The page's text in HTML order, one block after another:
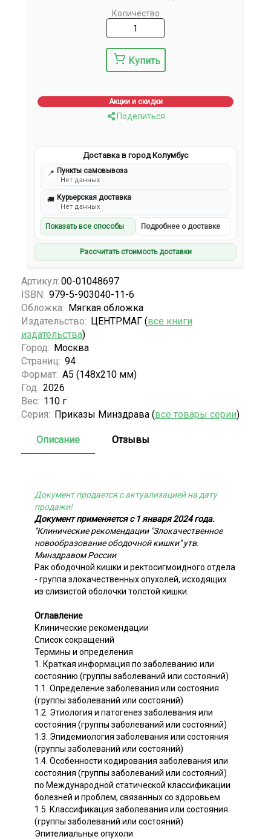
Количество
Купить
Акции и скидки
Поделиться
Доставка в город Колумбус
📍 Пункты самовывоза
Нет данных
🚚 Курьерская доставка
Нет данных
Показать все способы Подробнее о доставке
Рассчитать стоимость доставки
Артикул: 00-01048697
ISBN: 979-5-903040-11-6
Обложка: Мягкая обложка
Издательство: ЦЕНТРМАГ (все книги
издательства)
Город: Москва
Страниц: 94
Формат: А5 (148x210 мм)
Год: 2026
Вес: 110 г
Серия: Приказы Минздрава (все товары серии)
Описание Отзывы
Документ продается с актуализацией на дату
продажи!
Документ применяется с 1 января 2024 года.
"Клинические рекомендации "Злокачественное
новообразование ободочной кишки" утв.
Минздравом России
Рак ободочной кишки и ректосигмоидного отдела
- группа злокачественных опухолей, исходящих
из слизистой оболочки толстой кишки.
Оглавление
Клинические рекомендации
Список сокращений
Термины и определения
1. Краткая информация по заболеванию или
состоянию (группы заболеваний или состояний)
1.1. Определение заболевания или состояния
(группы заболеваний или состояний)
1.2. Этиология и патогенез заболевания или
состояния (группы заболеваний или состояний)
1.3. Эпидемиология заболевания или состояния
(группы заболеваний или состояний)
1.4. Особенности кодирования заболевания или
состояния (группы заболеваний или состояний)
по Международной статической классификации
болезней и проблем, связанных со здоровьем
1.5. Классификация заболевания или состояния
(группы заболеваний или состояний)
Эпителиальные опухоли